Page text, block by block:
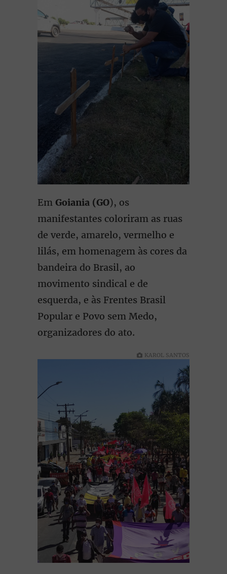
Em Goiania (GO), os
manifestantes coloriram as ruas
de verde, amarelo, vermelho e
lilás, em homenagem às cores da
bandeira do Brasil, ao
movimento sindical e de
esquerda, e às Frentes Brasil
Popular e Povo sem Medo,
organizadores do ato.
KAROL SANTOS